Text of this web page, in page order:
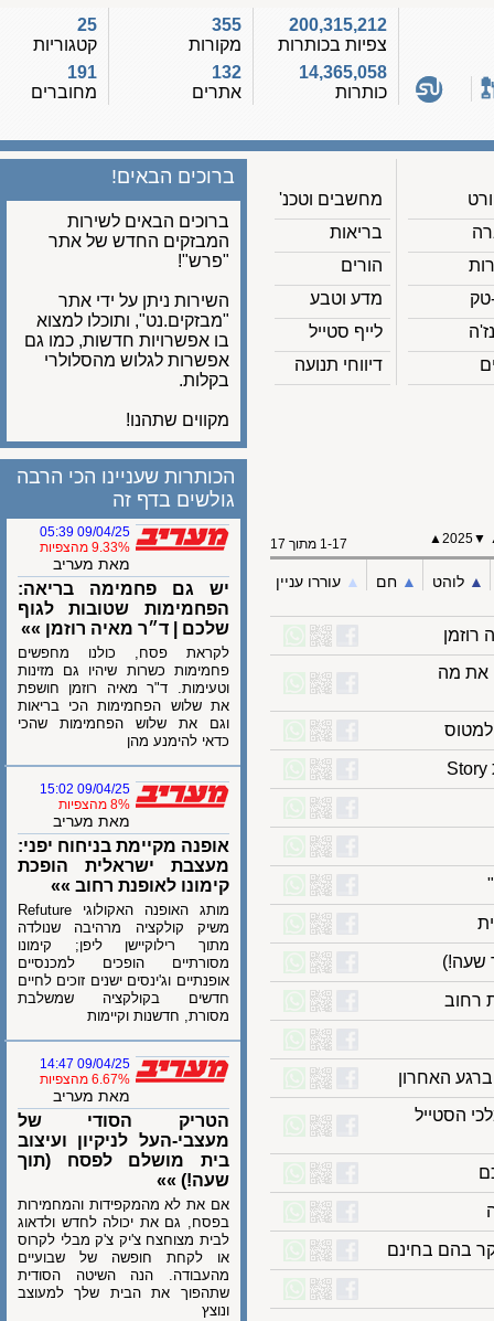
200,315,212
צפיות בכותרות
14,365,058
כותרות
355
מקורות
132
אתרים
קטגוריות
191
מחוברים
מחשבים וטכנ'
בריאות
הורים
מדע וטבע
לייף סטייל
דיווחי תנועה
ברוכים הבאים!
ברוכים הבאים לשירות
המבזקים החדש של אתר
"פרש"!
השירות ניתן על ידי אתר
"מבזקים.נט", ותוכלו למצוא
בו אפשרויות חדשות, כמו גם
אפשרות לגלוש מהסלולרי
בקלות.
מקווים שתהנו!
2025
▲ 1-17 מתוך 17
לוהט ▲︎ חם ▲︎ עוררו עניין
מה
בהם בחינם
הכותרות שעניינו הכי הרבה
גולשים בדף זה
09/04/25 05:39
9.33% מהצפיות
מאת מעריב
יש גם פחמימה בריאה:
הפחמימות שטובות לגוף
שלכם | ד״ר מאיה רוזמן »»
לקראת פסח, כולנו מחפשים
פחמימות כשרות שיהיו גם מזינות
וטעימות. ד"ר מאיה רוזמן חושפת
את שלוש הפחמימות הכי בריאות
וגם את שלוש הפחמימות שהכי
כדאי להימנע מהן
09/04/25 15:02
8% מהצפיות
מאת מעריב
אופנה מקיימת בניחוח יפני:
מעצבת ישראלית הופכת
קימונו לאופנת רחוב »»
מותג האופנה האקולוגי Refuture
משיק קולקציה מרהיבה שנולדה
מתוך רילוקיישן ליפן; קימונו
מסורתיים הופכים למכנסיים
אופנתיים וג'ינסים ישנים זוכים לחיים
חדשים בקולקציה שמשלבת
מסורת, חדשנות וקיימות
09/04/25 14:47
6.67% מהצפיות
מאת מעריב
הטריק הסודי של
מעצבי-העל לניקיון ועיצוב
בית מושלם לפסח (תוך
שעה!) »»
אם את לא מהמקפידות והמחמירות
בפסח, גם את יכולה לחדש ולדאוג
לבית מצוחצח צ'יק צ'ק מבלי לקרוס
או לקחת חופשה של שבועיים
מהעבודה. הנה השיטה הסודית
שתהפוך את הבית שלך למעוצב
ונוצץ